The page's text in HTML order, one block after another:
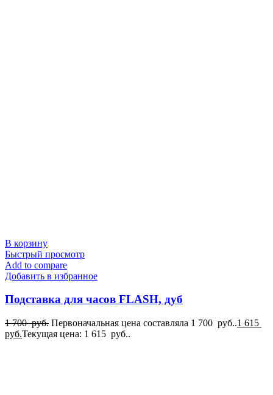
В корзину
Быстрый просмотр
Add to compare
Добавить в избранное
Подставка для часов FLASH, дуб
1 700руб. Первоначальная цена составляла 1 700 руб..1 615
руб.Текущая цена: 1 615 руб..